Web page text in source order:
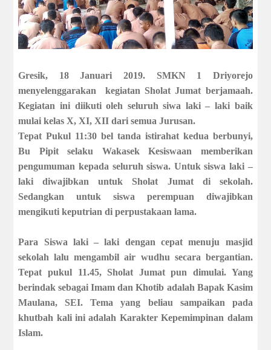
Gresik, 18 Januari 2019. SMKN 1 Driyorejo
menyelenggarakan kegiatan Sholat Jumat berjamaah.
Kegiatan ini diikuti oleh seluruh siwa laki – laki baik
mulai kelas X, XI, XII dari semua Jurusan.
Tepat Pukul 11:30 bel tanda istirahat kedua berbunyi,
Bu Pipit selaku Wakasek Kesiswaan memberikan
pengumuman kepada seluruh siswa. Untuk siswa laki –
laki diwajibkan untuk Sholat Jumat di sekolah.
Sedangkan untuk siswa perempuan diwajibkan
mengikuti keputrian di perpustakaan lama.
Para Siswa laki – laki dengan cepat menuju masjid
sekolah lalu mengambil air wudhu secara bergantian.
Tepat pukul 11.45, Sholat Jumat pun dimulai. Yang
berindak sebagai Imam dan Khotib adalah Bapak Kasim
Maulana, SEI. Tema yang beliau sampaikan pada
khutbah kali ini adalah Karakter Kepemimpinan dalam
Islam.